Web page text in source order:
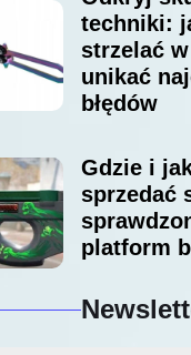
techniki:
strzelać
unikać
błędów
Gdzie i
sprzedać
platform